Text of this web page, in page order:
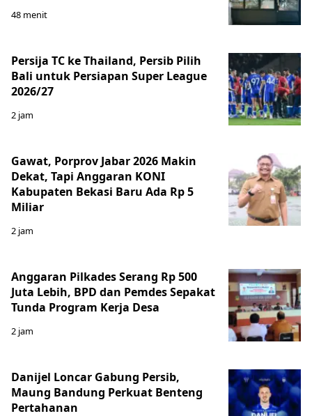
48 menit
Persija TC ke Thailand, Persib Pilih
Bali untuk Persiapan Super League
2026/27
2 jam
Gawat, Porprov Jabar 2026 Makin
Dekat, Tapi Anggaran KONI
Kabupaten Bekasi Baru Ada Rp 5
Miliar
2 jam
Anggaran Pilkades Serang Rp 500
Juta Lebih, BPD dan Pemdes Sepakat
Tunda Program Kerja Desa
2 jam
Danijel Loncar Gabung Persib,
Maung Bandung Perkuat Benteng
Pertahanan